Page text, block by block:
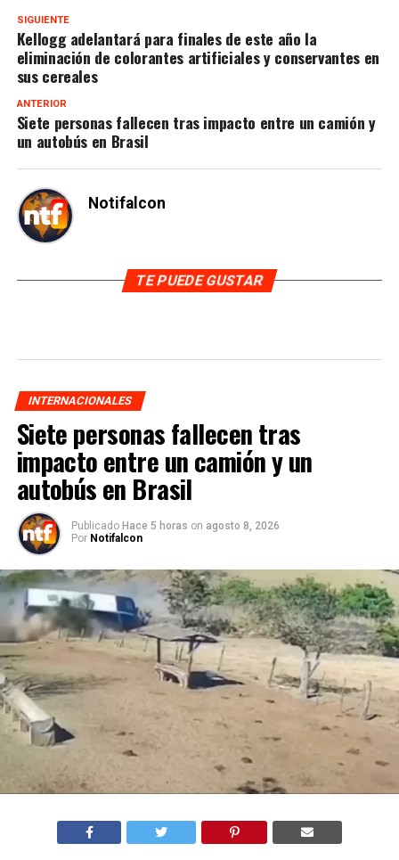
SIGUIENTE
Kellogg adelantará para finales de este año la
eliminación de colorantes artificiales y conservantes en
sus cereales
ANTERIOR
Siete personas fallecen tras impacto entre un camión y
un autobús en Brasil
Notifalcon
TE PUEDE GUSTAR
INTERNACIONALES
Siete personas fallecen tras
impacto entre un camión y un
autobús en Brasil
Publicado Hace 5 horas on agosto 8, 2026
Por Notifalcon